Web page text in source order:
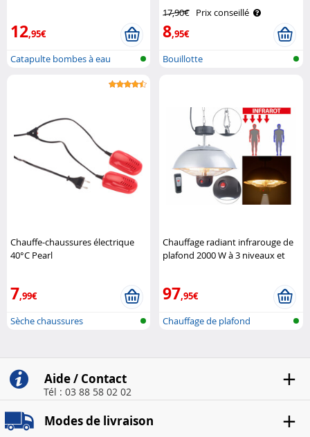
12,95€
Catapulte bombes à eau
17,90€ Prix conseillé
8,95€
Bouillotte
Chauffe-chaussures électrique
40°C Pearl
7,99€
Sèche chaussures
Chauffage radiant infrarouge de
plafond 2000 W à 3 niveaux et
97,95€
Chauffage de plafond
Aide / Contact
Tél : 03 88 58 02 02
Modes de livraison